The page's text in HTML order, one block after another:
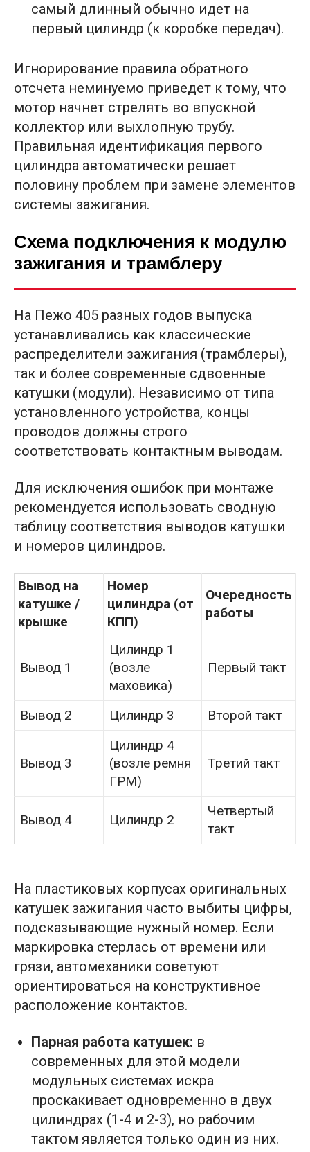
самый длинный обычно идет на
первый цилиндр (к коробке передач).
Игнорирование правила обратного
отсчета неминуемо приведет к тому, что
мотор начнет стрелять во впускной
коллектор или выхлопную трубу.
Правильная идентификация первого
цилиндра автоматически решает
половину проблем при замене элементов
системы зажигания.
Схема подключения к модулю
зажигания и трамблеру
На Пежо 405 разных годов выпуска
устанавливались как классические
распределители зажигания (трамблеры),
так и более современные сдвоенные
катушки (модули). Независимо от типа
установленного устройства, концы
проводов должны строго
соответствовать контактным выводам.
Для исключения ошибок при монтаже
рекомендуется использовать сводную
таблицу соответствия выводов катушки
и номеров цилиндров.
Вывод на
катушке /
крышке
Номер
цилиндра (от
КПП)
Очередность
работы
Вывод 1
Цилиндр 1
(возле
маховика)
Первый такт
Вывод 2 Цилиндр 3 Второй такт
Вывод 3
Цилиндр 4
(возле ремня
ГРМ)
Третий такт
Вывод 4 Цилиндр 2
Четвертый
такт
На пластиковых корпусах оригинальных
катушек зажигания часто выбиты цифры,
подсказывающие нужный номер. Если
маркировка стерлась от времени или
грязи, автомеханики советуют
ориентироваться на конструктивное
расположение контактов.
Парная работа катушек: в
современных для этой модели
модульных системах искра
проскакивает одновременно в двух
цилиндрах (1-4 и 2-3), но рабочим
тактом является только один из них.